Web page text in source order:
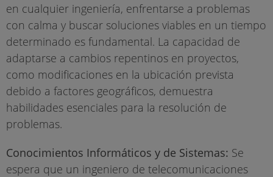
en cualquier ingeniería, enfrentarse a problemas
con calma y buscar soluciones viables en un tiempo
determinado es fundamental. La capacidad de
adaptarse a cambios repentinos en proyectos,
como modificaciones en la ubicación prevista
debido a factores geográficos, demuestra
habilidades esenciales para la resolución de
problemas.
Conocimientos Informáticos y de Sistemas: Se
espera que un ingeniero de telecomunicaciones